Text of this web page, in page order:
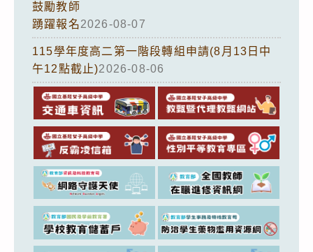
鼓勵教師
踴躍報名2026-08-07
115學年度高二第一階段轉組申請(8月13日中
午12點截止)2026-08-06